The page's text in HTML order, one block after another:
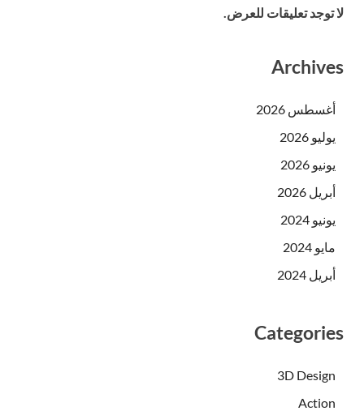
لا توجد تعليقات للعرض.
Archives
أغسطس 2026
يوليو 2026
يونيو 2026
أبريل 2026
يونيو 2024
مايو 2024
أبريل 2024
Categories
3D Design
Action